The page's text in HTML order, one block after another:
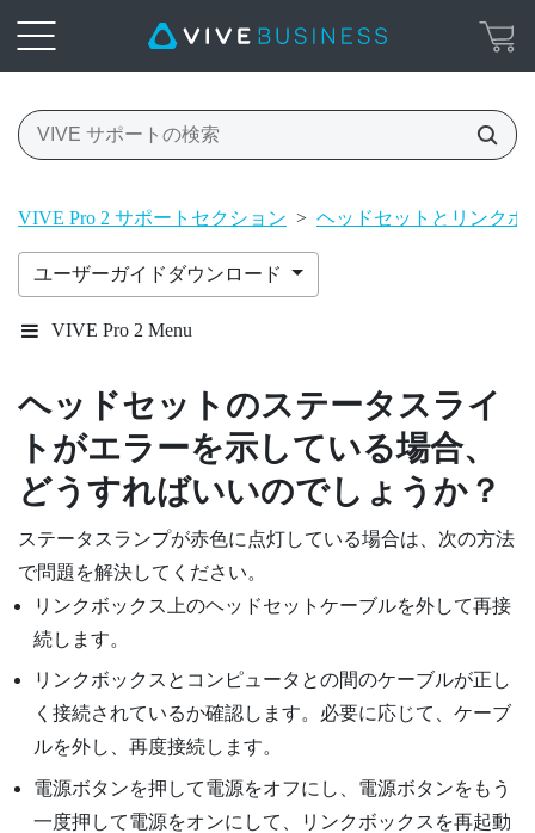
VIVE Pro 2 サポートセクション > ヘッドセットとリンクボ
ユーザーガイドダウンロード
VIVE Pro 2 Menu
ヘッドセットのステータスライ
トがエラーを示している場合、
どうすればいいのでしょうか？
ステータスランプが赤色に点灯している場合は、次の方法
で問題を解決してください。
リンクボックス上のヘッドセットケーブルを外して再接
続します。
リンクボックスとコンピュータとの間のケーブルが正し
く接続されているか確認します。必要に応じて、ケーブ
ルを外し、再度接続します。
電源ボタンを押して電源をオフにし、電源ボタンをもう
一度押して電源をオンにして、リンクボックスを再起動